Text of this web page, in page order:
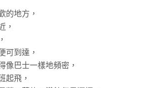
的地方，
，
可到達，
像巴士一樣地頻密，
起飛，